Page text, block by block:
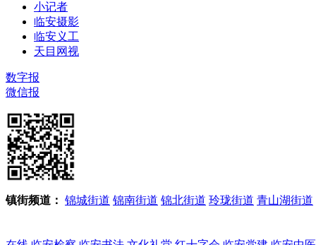
小记者
临安摄影
临安义工
天目网视
数字报
微信报
镇街频道： 锦城街道 锦南街道 锦北街道 玲珑街道 青山湖街道